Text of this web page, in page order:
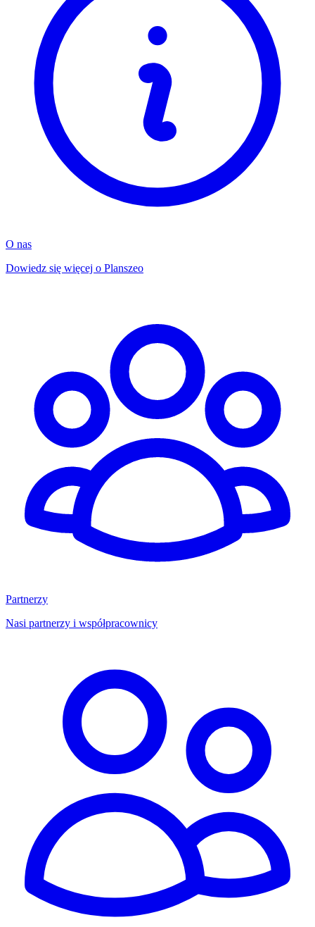
O nas
Dowiedz się więcej o Planszeo
Partnerzy
Nasi partnerzy i współpracownicy